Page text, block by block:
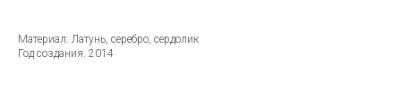
Материал: Латунь, серебро, сердолик
Год создания: 2014